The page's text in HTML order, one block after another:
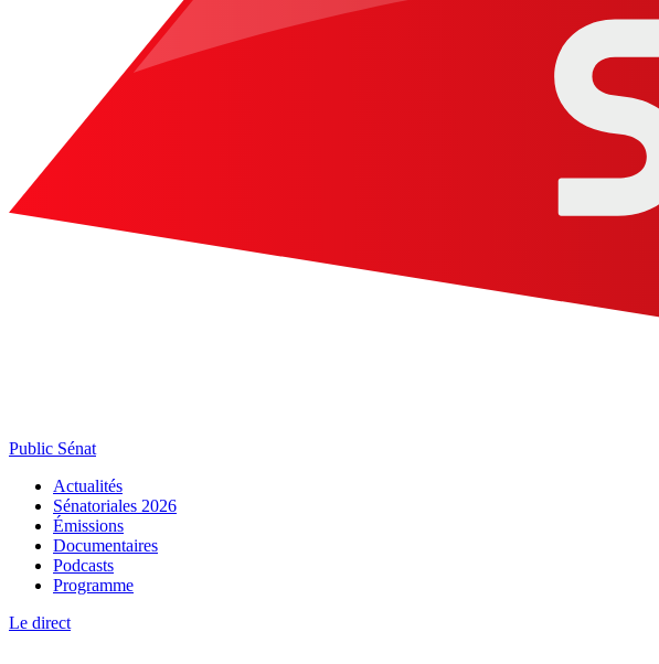
Public Sénat
Actualités
Sénatoriales 2026
Émissions
Documentaires
Podcasts
Programme
Le direct